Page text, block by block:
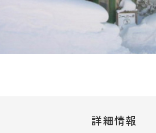
メデ
さまへ
資料ダウンロード
WEB
野沢温泉マウンテンリ
ゾート観光局について詳細情報